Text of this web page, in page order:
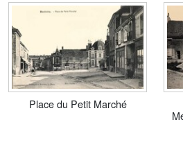
Place du Petit Marché